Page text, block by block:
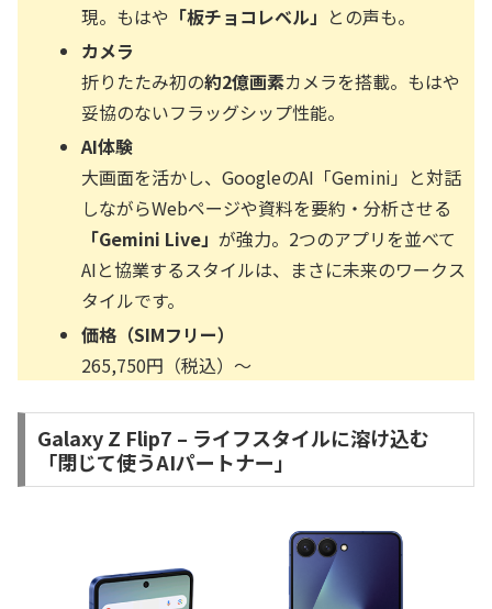
現。もはや 「板チョコレベル」 との声も。
カメラ
折りたたみ初の約2億画素カメラを搭載。もはや
妥協のないフラッグシップ性能。
AI体験
大画面を活かし、GoogleのAI「Gemini」と対話
しながらWebページや資料を要約・分析させる
「Gemini Live」が強力。2つのアプリを並べて
AIと協業するスタイルは、まさに未来のワークス
タイルです。
価格（SIMフリー）
265,750円（税込）〜
Galaxy Z Flip7 – ライフスタイルに溶け込む
「閉じて使うAIパートナー」